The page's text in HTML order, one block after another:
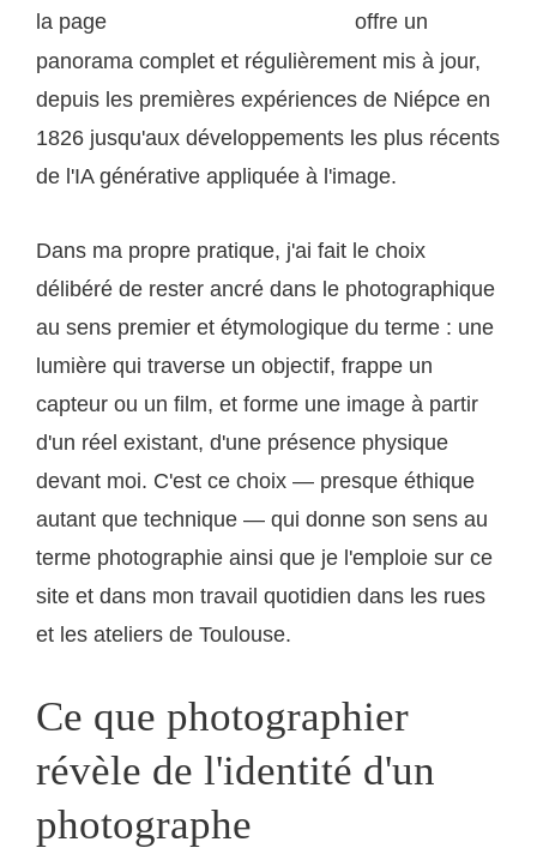
la page
offre un
panorama complet et régulièrement mis à jour,
depuis les premières expériences de Niépce en
1826 jusqu'aux développements les plus récents
de l'IA générative appliquée à l'image.
Dans ma propre pratique, j'ai fait le choix
délibéré de rester ancré dans le photographique
au sens premier et étymologique du terme : une
lumière qui traverse un objectif, frappe un
capteur ou un film, et forme une image à partir
d'un réel existant, d'une présence physique
devant moi. C'est ce choix — presque éthique
autant que technique — qui donne son sens au
terme photographie ainsi que je l'emploie sur ce
site et dans mon travail quotidien dans les rues
et les ateliers de Toulouse.
Ce que photographier
révèle de l'identité d'un
photographe